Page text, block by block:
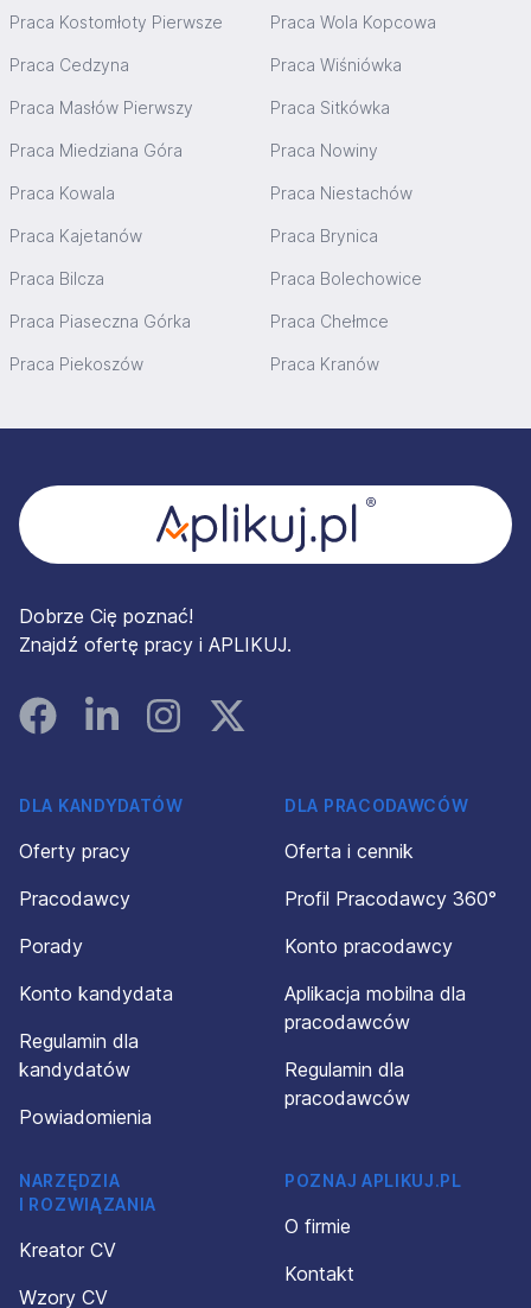
Praca Kostomłoty Pierwsze Praca Wola Kopcowa
Praca Cedzyna Praca Wiśniówka
Praca Masłów Pierwszy Praca Sitkówka
Praca Miedziana Góra Praca Nowiny
Praca Kowala Praca Niestachów
Praca Kajetanów Praca Brynica
Praca Bilcza Praca Bolechowice
Praca Piaseczna Górka Praca Chełmce
Praca Piekoszów Praca Kranów
Dobrze Cię poznać!
Znajdź ofertę pracy i APLIKUJ.
FacebookLinked InInstagramInstagram
DLA KANDYDATÓW
Oferty pracy
Pracodawcy
Porady
Konto kandydata
Regulamin dla
kandydatów
Powiadomienia
DLA PRACODAWCÓW
Oferta i cennik
Profil Pracodawcy 360°
Konto pracodawcy
Aplikacja mobilna dla
pracodawców
Regulamin dla
pracodawców
NARZĘDZIA
I ROZWIĄZANIA
Kreator CV
Wzory CV
POZNAJ APLIKUJ.PL
O firmie
Kontakt